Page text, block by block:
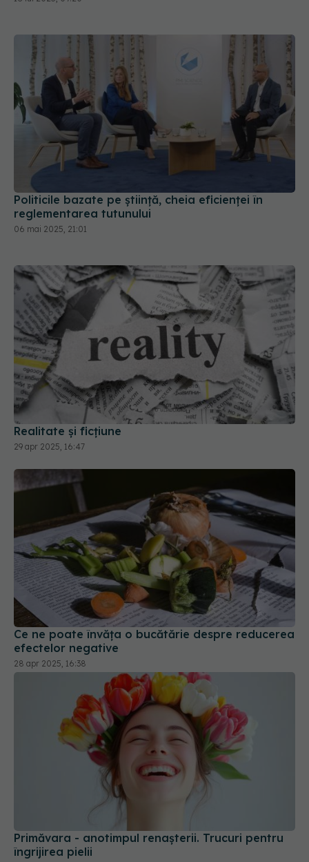
Politicile bazate pe știință, cheia eficienței în
reglementarea tutunului
06 mai 2025, 21:01
Realitate și ficțiune
29 apr 2025, 16:47
Ce ne poate învăța o bucătărie despre reducerea
efectelor negative
28 apr 2025, 16:38
Primăvara - anotimpul renașterii. Trucuri pentru
îngrijirea pielii